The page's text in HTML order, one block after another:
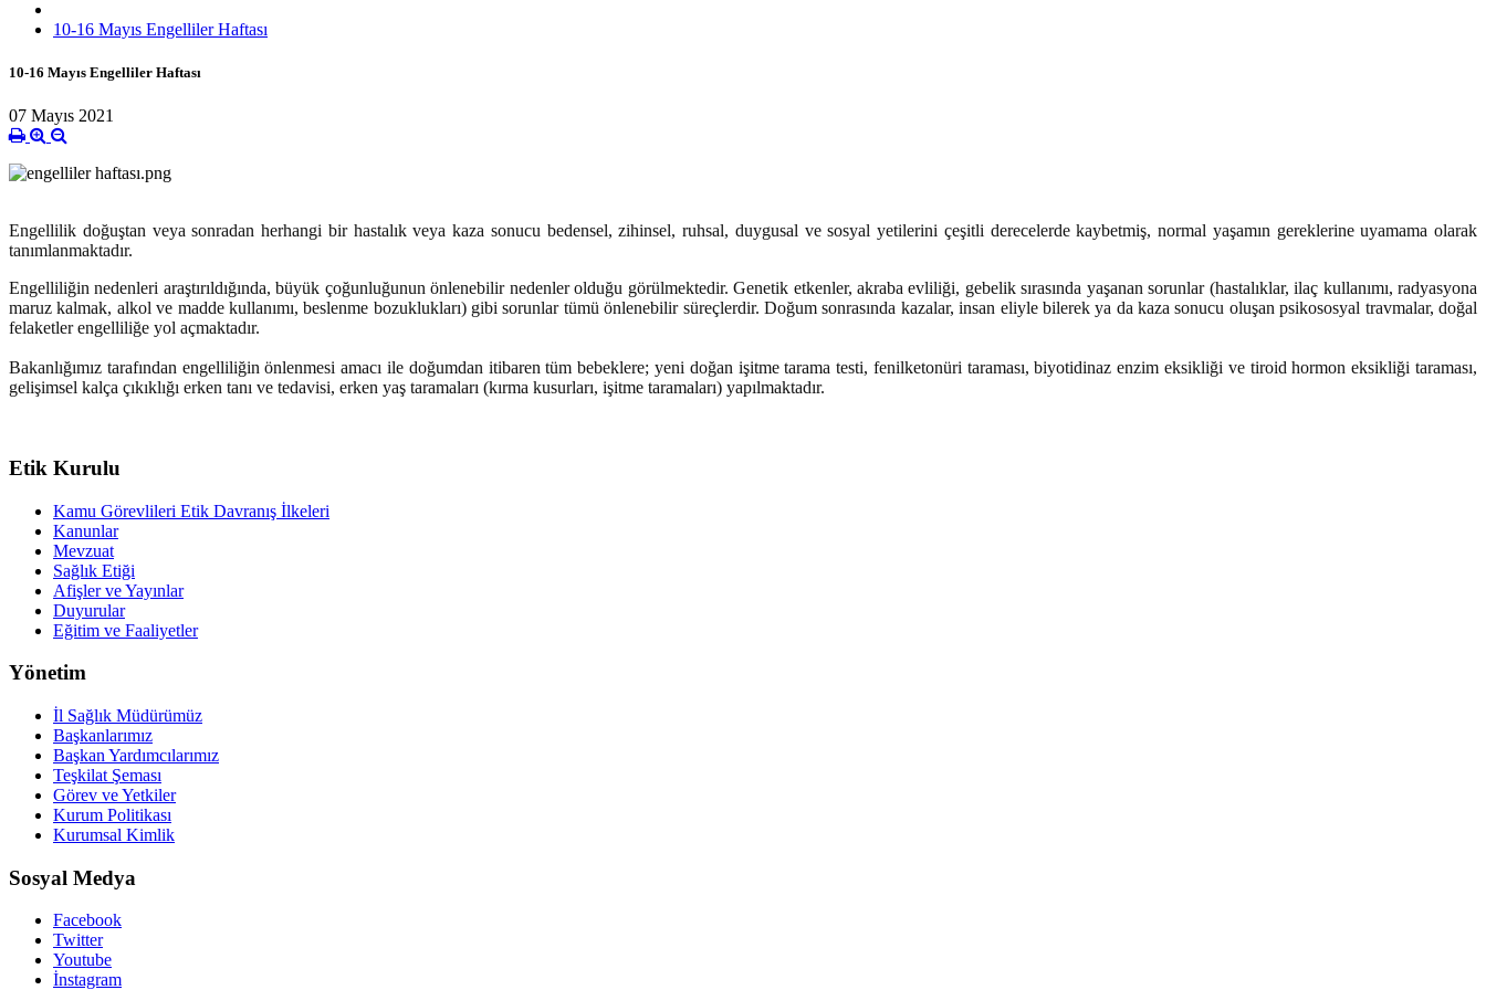
10-16 Mayıs Engelliler Haftası
10-16 Mayıs Engelliler Haftası
07 Mayıs 2021
Engellilik doğuştan veya sonradan herhangi bir hastalık veya kaza sonucu bedensel, zihinsel, ruhsal, duygusal ve sosyal yetilerini çeşitli derecelerde kaybetmiş, normal yaşamın gereklerine uyamama olarak
tanımlanmaktadır.
Engelliliğin nedenleri araştırıldığında, büyük çoğunluğunun önlenebilir nedenler olduğu görülmektedir. Genetik etkenler, akraba evliliği, gebelik sırasında yaşanan sorunlar (hastalıklar, ilaç kullanımı, radyasyona
maruz kalmak, alkol ve madde kullanımı, beslenme bozuklukları) gibi sorunlar tümü önlenebilir süreçlerdir. Doğum sonrasında kazalar, insan eliyle bilerek ya da kaza sonucu oluşan psikososyal travmalar, doğal
felaketler engelliliğe yol açmaktadır.
Bakanlığımız tarafından engelliliğin önlenmesi amacı ile doğumdan itibaren tüm bebeklere; yeni doğan işitme tarama testi, fenilketonüri taraması, biyotidinaz enzim eksikliği ve tiroid hormon eksikliği taraması,
gelişimsel kalça çıkıklığı erken tanı ve tedavisi, erken yaş taramaları (kırma kusurları, işitme taramaları) yapılmaktadır.
Etik Kurulu
Kamu Görevlileri Etik Davranış İlkeleri
Kanunlar
Mevzuat
Sağlık Etiği
Afişler ve Yayınlar
Duyurular
Eğitim ve Faaliyetler
Yönetim
İl Sağlık Müdürümüz
Başkanlarımız
Başkan Yardımcılarımız
Teşkilat Şeması
Görev ve Yetkiler
Kurum Politikası
Kurumsal Kimlik
Sosyal Medya
Facebook
Twitter
Youtube
İnstagram